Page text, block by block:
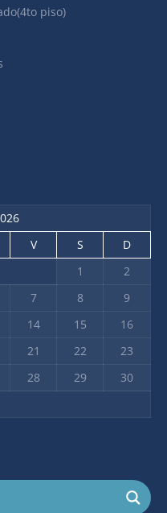
piso)
V S
D
1
2
7 8
9
14 15
16
21 22
23
28 29
30